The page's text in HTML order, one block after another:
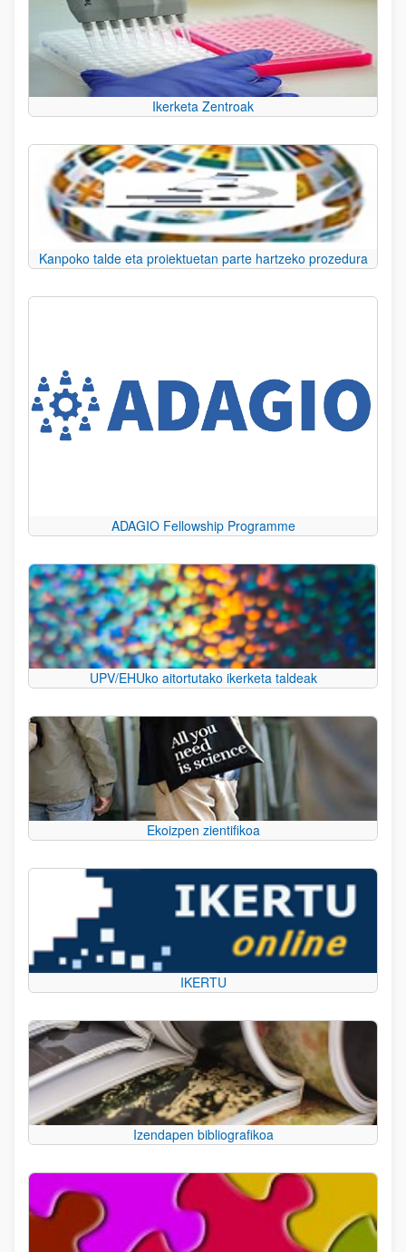
Ikerketa Zentroak
Kanpoko talde eta proiektuetan parte hartzeko prozedura
ADAGIO Fellowship Programme
UPV/EHUko aitortutako ikerketa taldeak
Ekoizpen zientifikoa
IKERTU
Izendapen bibliografikoa